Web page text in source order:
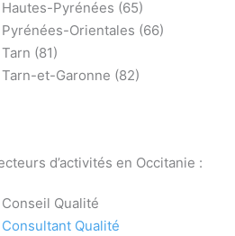
Hautes-Pyrénées (65)
Pyrénées-Orientales (66)
Tarn (81)
Tarn-et-Garonne (82)
d’activités en Occitanie :
Conseil Qualité
Consultant Qualité